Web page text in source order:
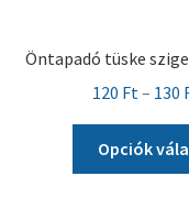
Öntapadó tüske
120 Ft – 130
Opciók